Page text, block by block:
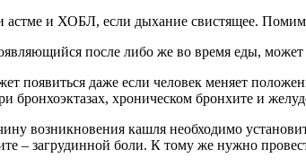
астме и ХОБЛ, если дыхание свистящее.
после либо же во время еды,
появиться даже если человек меняет
бронхоэктазах, хроническом бронхите и
возникновения кашля необходимо
– загрудинной боли. К тому же нужно